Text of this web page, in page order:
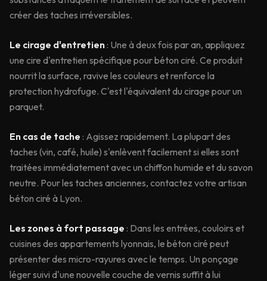
créer des taches irréversibles.
Le cirage d'entretien: Une à deux fois par an, appliquez
une cire d'entretien spécifique pour béton ciré. Ce produit
nourrit la surface, ravive les couleurs et renforce la
protection hydrofuge. C'est l'équivalent du cirage pour un
parquet.
En cas de tache : Agissez rapidement. La plupart des
taches (vin, café, huile) s'enlèvent facilement si elles sont
traitées immédiatement avec un chiffon humide et du savon
neutre. Pour les taches anciennes, contactez votre artisan
béton ciré à Lyon.
Les zones à fort passage : Dans les entrées, couloirs et
cuisines des appartements lyonnais, le béton ciré peut
présenter des micro-rayures avec le temps. Un ponçage
léger suivi d'une nouvelle couche de vernis suffit à lui